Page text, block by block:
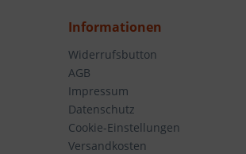
Informationen
Widerrufsbutton
AGB
Impressum
Datenschutz
Cookie-Einstellungen
Versandkosten